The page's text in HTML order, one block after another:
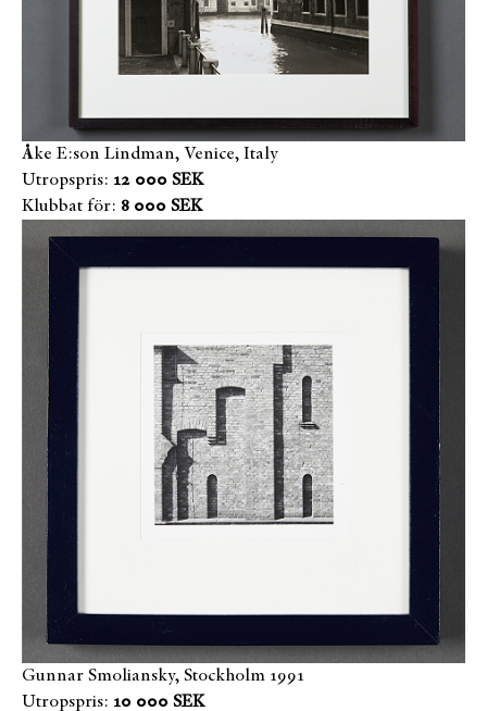
Åke E:son Lindman, Venice, Italy
Utropspris: 12 000 SEK
Klubbat för: 8 000 SEK
Gunnar Smoliansky, Stockholm 1991
Utropspris: 10 000 SEK